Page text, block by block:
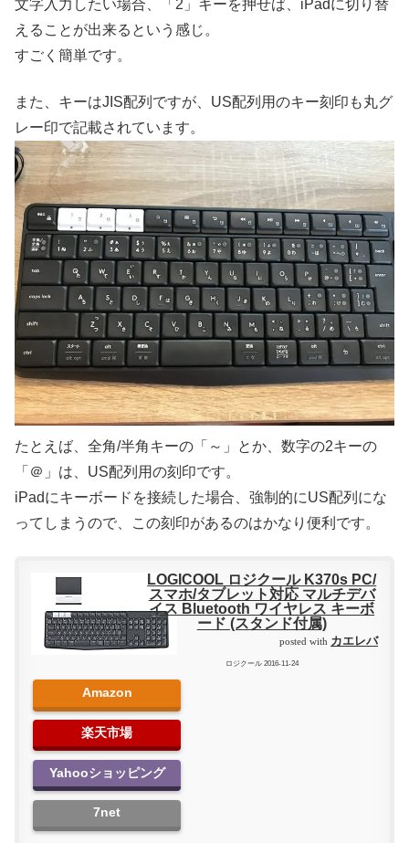
文字入力したい場合、「2」キーを押せば、iPadに切り替
えることが出来るという感じ。
すごく簡単です。
また、キーはJIS配列ですが、US配列用のキー刻印も丸グ
レー印で記載されています。
たとえば、全角/半角キーの「～」とか、数字の2キーの
「＠」は、US配列用の刻印です。
iPadにキーボードを接続した場合、強制的にUS配列にな
ってしまうので、この刻印があるのはかなり便利です。
LOGICOOL ロジクール K370s PC/
スマホ/タブレット対応 マルチデバ
イス Bluetooth ワイヤレス キーボ
ード (スタンド付属)
posted with カエレバ
ロジクール 2016-11-24
Amazon
楽天市場
Yahooショッピング
7net